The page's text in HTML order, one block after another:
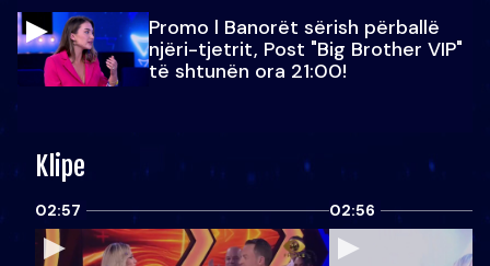
Promo l Banorët sërish përballë
njëri-tjetrit, Post "Big Brother VIP"
të shtunën ora 21:00!
Klipe
02:57 02:56